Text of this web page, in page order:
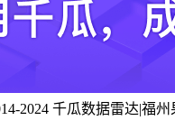
2024 千瓜数据雷达|福州